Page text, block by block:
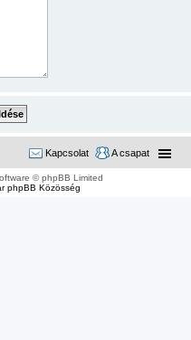
A csapat
Kapcsolat
© phpBB Limited
phpBB Közösség